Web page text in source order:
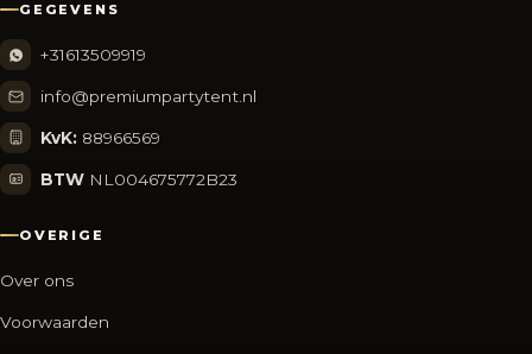
GEGEVENS
+31613509919
info@premiumpartytent.nl
KvK: 88966569
BTW NL004675772B23
OVERIGE
Over ons
Voorwaarden